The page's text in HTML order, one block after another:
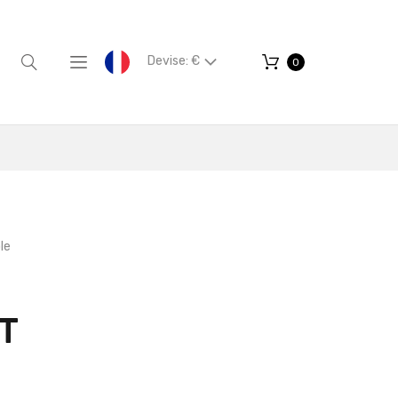
Devise: € 0